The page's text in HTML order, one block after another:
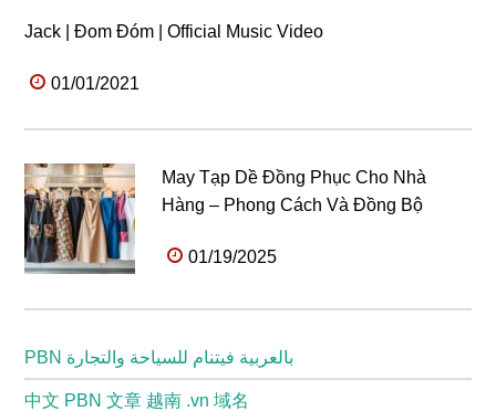
Jack | Đom Đóm | Official Music Video
01/01/2021
May Tạp Dề Đồng Phục Cho Nhà
Hàng – Phong Cách Và Đồng Bộ
01/19/2025
PBN بالعربية فيتنام للسياحة والتجارة
中文 PBN 文章 越南 .vn 域名